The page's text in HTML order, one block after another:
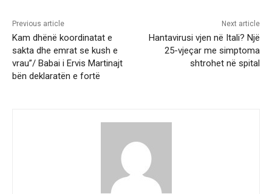
Previous article
Kam dhënë koordinatat e
sakta dhe emrat se kush e
vrau”/ Babai i Ervis Martinajt
bën deklaratën e fortë
Next article
Hantavirusi vjen në Itali? Një
25-vjeçar me simptoma
shtrohet në spital